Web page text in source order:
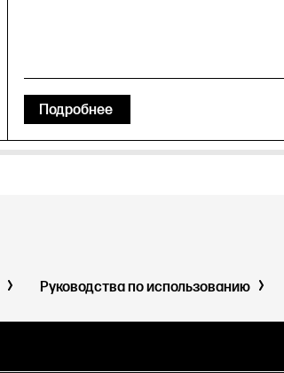
Подробнее
Руководства по использованию